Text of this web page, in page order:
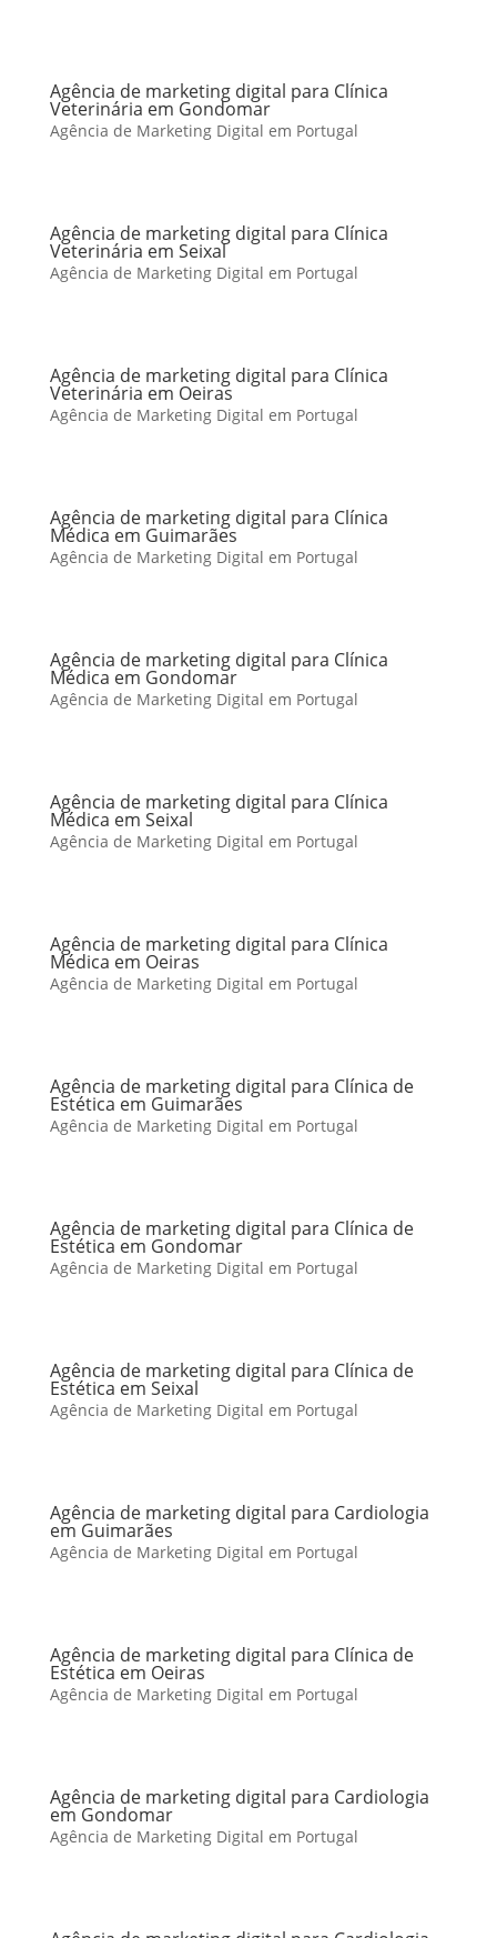
Agência de marketing digital para Clínica
Veterinária em Gondomar
Agência de Marketing Digital em Portugal
Agência de marketing digital para Clínica
Veterinária em Seixal
Agência de Marketing Digital em Portugal
Agência de marketing digital para Clínica
Veterinária em Oeiras
Agência de Marketing Digital em Portugal
Agência de marketing digital para Clínica
Médica em Guimarães
Agência de Marketing Digital em Portugal
Agência de marketing digital para Clínica
Médica em Gondomar
Agência de Marketing Digital em Portugal
Agência de marketing digital para Clínica
Médica em Seixal
Agência de Marketing Digital em Portugal
Agência de marketing digital para Clínica
Médica em Oeiras
Agência de Marketing Digital em Portugal
Agência de marketing digital para Clínica de
Estética em Guimarães
Agência de Marketing Digital em Portugal
Agência de marketing digital para Clínica de
Estética em Gondomar
Agência de Marketing Digital em Portugal
Agência de marketing digital para Clínica de
Estética em Seixal
Agência de Marketing Digital em Portugal
Agência de marketing digital para Cardiologia
em Guimarães
Agência de Marketing Digital em Portugal
Agência de marketing digital para Clínica de
Estética em Oeiras
Agência de Marketing Digital em Portugal
Agência de marketing digital para Cardiologia
em Gondomar
Agência de Marketing Digital em Portugal